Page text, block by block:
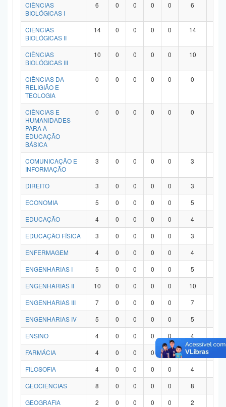
CIÊNCIAS
BIOLÓGICAS I
6 0 0 0 0 6
CIÊNCIAS
BIOLÓGICAS II
14 0 0 0 0 14
CIÊNCIAS
BIOLÓGICAS III
10 0 0 0 0 10
CIÊNCIAS DA
RELIGIÃO E
TEOLOGIA
0 0 0 0 0 0
CIÊNCIAS E
HUMANIDADES
PARA A
EDUCAÇÃO
BÁSICA
0 0 0 0 0 0
COMUNICAÇÃO E
INFORMAÇÃO
3 0 0 0 0 3
DIREITO 3 0 0 0 0 3
ECONOMIA
5 0 0 0 0 5
EDUCAÇÃO
4 0 0 0 0 4
EDUCAÇÃO FÍSICA
3 0 0 0 0 3
ENFERMAGEM
4 0 0 0 0 4
ENGENHARIAS I
5 0 0 0 0 5
ENGENHARIAS II
10 0 0 0 0 10
ENGENHARIAS III
7 0 0 0 0 7
ENGENHARIAS IV
5 0 0 0 0 5
ENSINO
4 0 0 0 0 4
FARMÁCIA
4 0 0 0 0 4
FILOSOFIA
4 0 0 0 0 4
GEOCIÊNCIAS
8 0 0 0 0 8
GEOGRAFIA
2 0 0 0 0 2